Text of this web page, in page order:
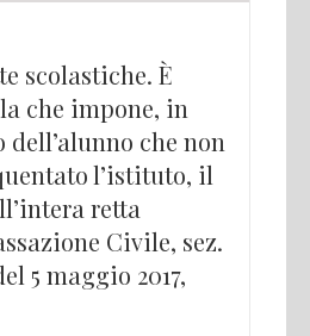
scolastiche. È
che impone, in
dell’alunno che non
l’istituto, il
retta
Civile, sez.
5 maggio 2017,